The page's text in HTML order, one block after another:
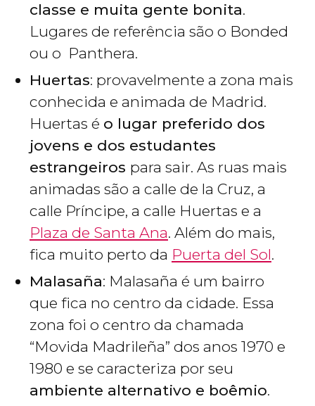
classe e muita gente bonita.
Lugares de referência são o Bonded
ou o Panthera.
Huertas: provavelmente a zona mais
conhecida e animada de Madrid.
Huertas é o lugar preferido dos
jovens e dos estudantes
estrangeiros para sair. As ruas mais
animadas são a calle de la Cruz, a
calle Príncipe, a calle Huertas e a
Plaza de Santa Ana. Além do mais,
fica muito perto da Puerta del Sol.
Malasaña: Malasaña é um bairro
que fica no centro da cidade. Essa
zona foi o centro da chamada
“Movida Madrileña” dos anos 1970 e
1980 e se caracteriza por seu
ambiente alternativo e boêmio.